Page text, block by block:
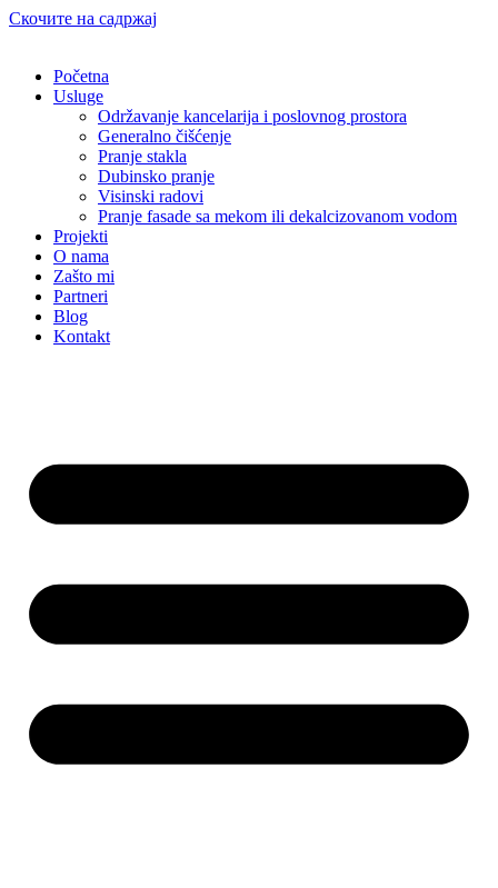
Скочите на садржај
Početna
Usluge
Održavanje kancelarija i poslovnog prostora
Generalno čišćenje
Pranje stakla
Dubinsko pranje
Visinski radovi
Pranje fasade sa mekom ili dekalcizovanom vodom
Projekti
O nama
Zašto mi
Partneri
Blog
Kontakt